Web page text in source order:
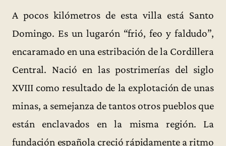
A pocos kilómetros de esta villa está Santo
Domingo. Es un lugarón “frió, feo y faldudo”,
encaramado en una estribación de la Cordillera
Central. Nació en las postrimerías del siglo
XVIII como resultado de la explotación de unas
minas, a semejanza de tantos otros pueblos que
están enclavados en la misma región. La
fundación española creció rápidamente a ritmo